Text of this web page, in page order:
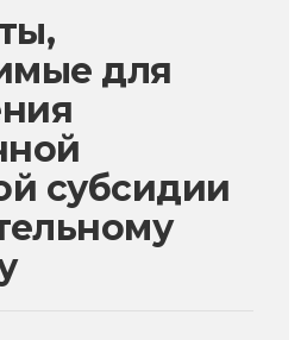
для
субсидии